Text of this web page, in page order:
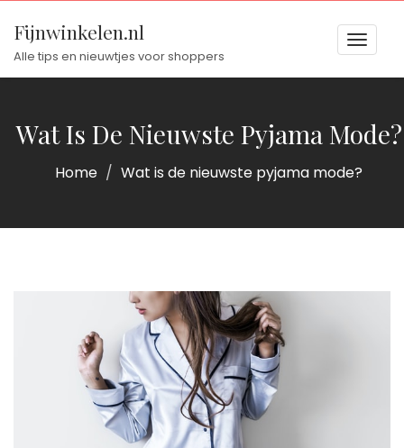
Fijnwinkelen.nl
Alle tips en nieuwtjes voor shoppers
Toggle
Wat Is De Nieuwste Pyjama Mode?
Home Wat is de nieuwste pyjama mode?